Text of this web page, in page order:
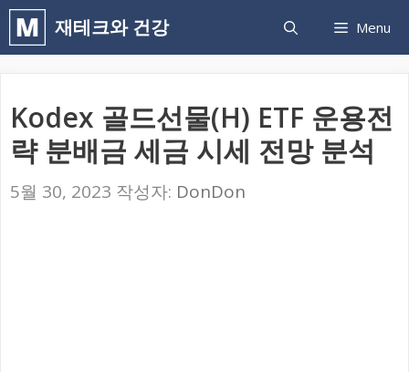
컨
텐
건
너
뛰
재테크와 건강 Menu
Kodex 골드선물(H) ETF 운용전
략 분배금 세금 시세 전망 분석
5월 30, 2023 작성자: DonDon